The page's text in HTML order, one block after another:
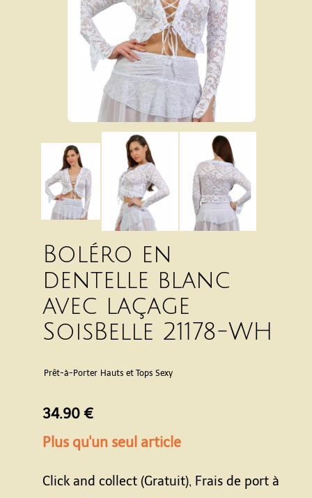
Boléro en
dentelle blanc
avec laçage
SoisBelle 21178-WH
Prêt-à-Porter Hauts et Tops Sexy
34.90 €
Plus qu'un seul article
Click and collect (Gratuit), Frais de port à